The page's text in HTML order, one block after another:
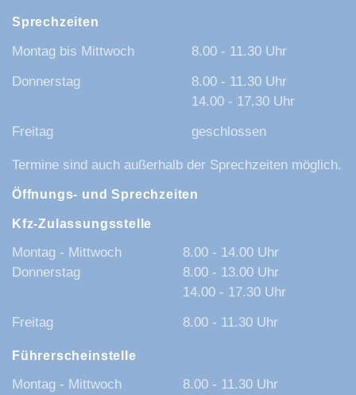
Sprechzeiten
Montag bis Mittwoch
8.00 - 11.30 Uhr
Donnerstag
8.00 - 11.30 Uhr
14.00 - 17.30 Uhr
Freitag
geschlossen
Termine sind auch außerhalb der Sprechzeiten möglich.
Öffnungs- und Sprechzeiten
Kfz-Zulassungsstelle
Montag - Mittwoch
8.00 - 14.00 Uhr
Donnerstag
8.00 - 13.00 Uhr
14.00 - 17.30 Uhr
Freitag
8.00 - 11.30 Uhr
Führerscheinstelle
Montag - Mittwoch
8.00 - 11.30 Uhr